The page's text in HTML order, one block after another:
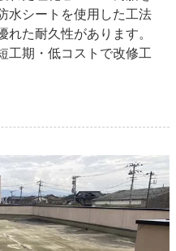
水シートを使用した工法
た耐久性があります。
工期・低コストで改修工